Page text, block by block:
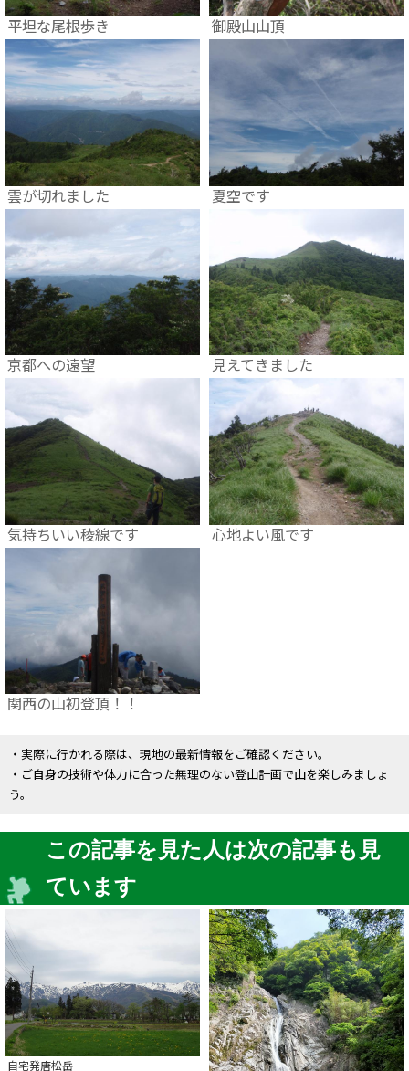
平坦な尾根歩き 御殿山山頂
雲が切れました 夏空です
京都への遠望 見えてきました
気持ちいい稜線です 心地よい風です
関西の山初登頂！！
・実際に行かれる際は、現地の最新情報をご確認ください。
・ご自身の技術や体力に合った無理のない登山計画で山を楽しみましょ
う。
この記事を見た人は次の記事も見
ています
自宅発唐松岳